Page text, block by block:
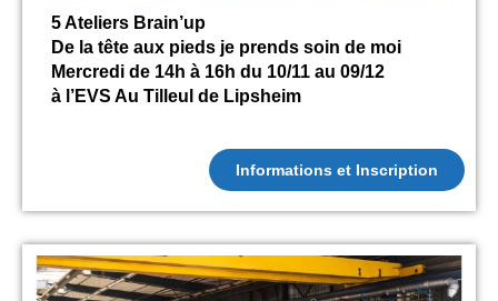
5 Ateliers Brain’up
De la tête aux pieds je prends soin de moi
Mercredi de 14h à 16h du 10/11 au 09/12
à l’EVS Au Tilleul de Lipsheim
Informations et Inscription